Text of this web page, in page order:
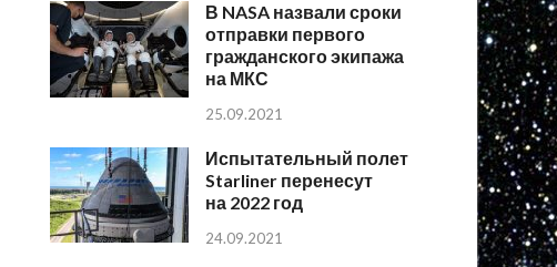
В NASA назвали сроки
отправки первого
гражданского экипажа
на МКС
25.09.2021
Испытательный полет
Starliner перенесут
на 2022 год
24.09.2021